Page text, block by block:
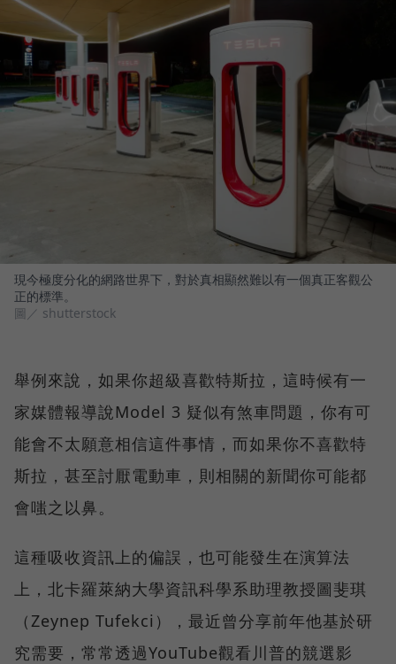
現今極度分化的網路世界下，對於真相顯然難以有一個真正客觀公
正的標準。
圖／ shutterstock
舉例來說，如果你超級喜歡特斯拉，這時候有一
家媒體報導說Model 3 疑似有煞車問題，你有可
能會不太願意相信這件事情，而如果你不喜歡特
斯拉，甚至討厭電動車，則相關的新聞你可能都
會嗤之以鼻。
這種吸收資訊上的偏誤，也可能發生在演算法
上，北卡羅萊納大學資訊科學系助理教授圖斐琪
（Zeynep Tufekci），最近曾分享前年他基於研
究需要，常常透過YouTube觀看川普的競選影